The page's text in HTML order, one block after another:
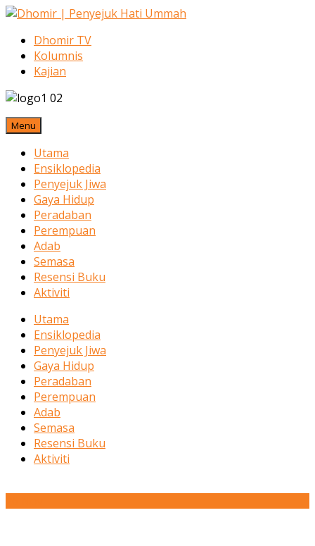
Dhomir TV
Kolumnis
Kajian
Menu
Utama
Ensiklopedia
Penyejuk Jiwa
Gaya Hidup
Peradaban
Perempuan
Adab
Semasa
Resensi Buku
Aktiviti
Utama
Ensiklopedia
Penyejuk Jiwa
Gaya Hidup
Peradaban
Perempuan
Adab
Semasa
Resensi Buku
Aktiviti